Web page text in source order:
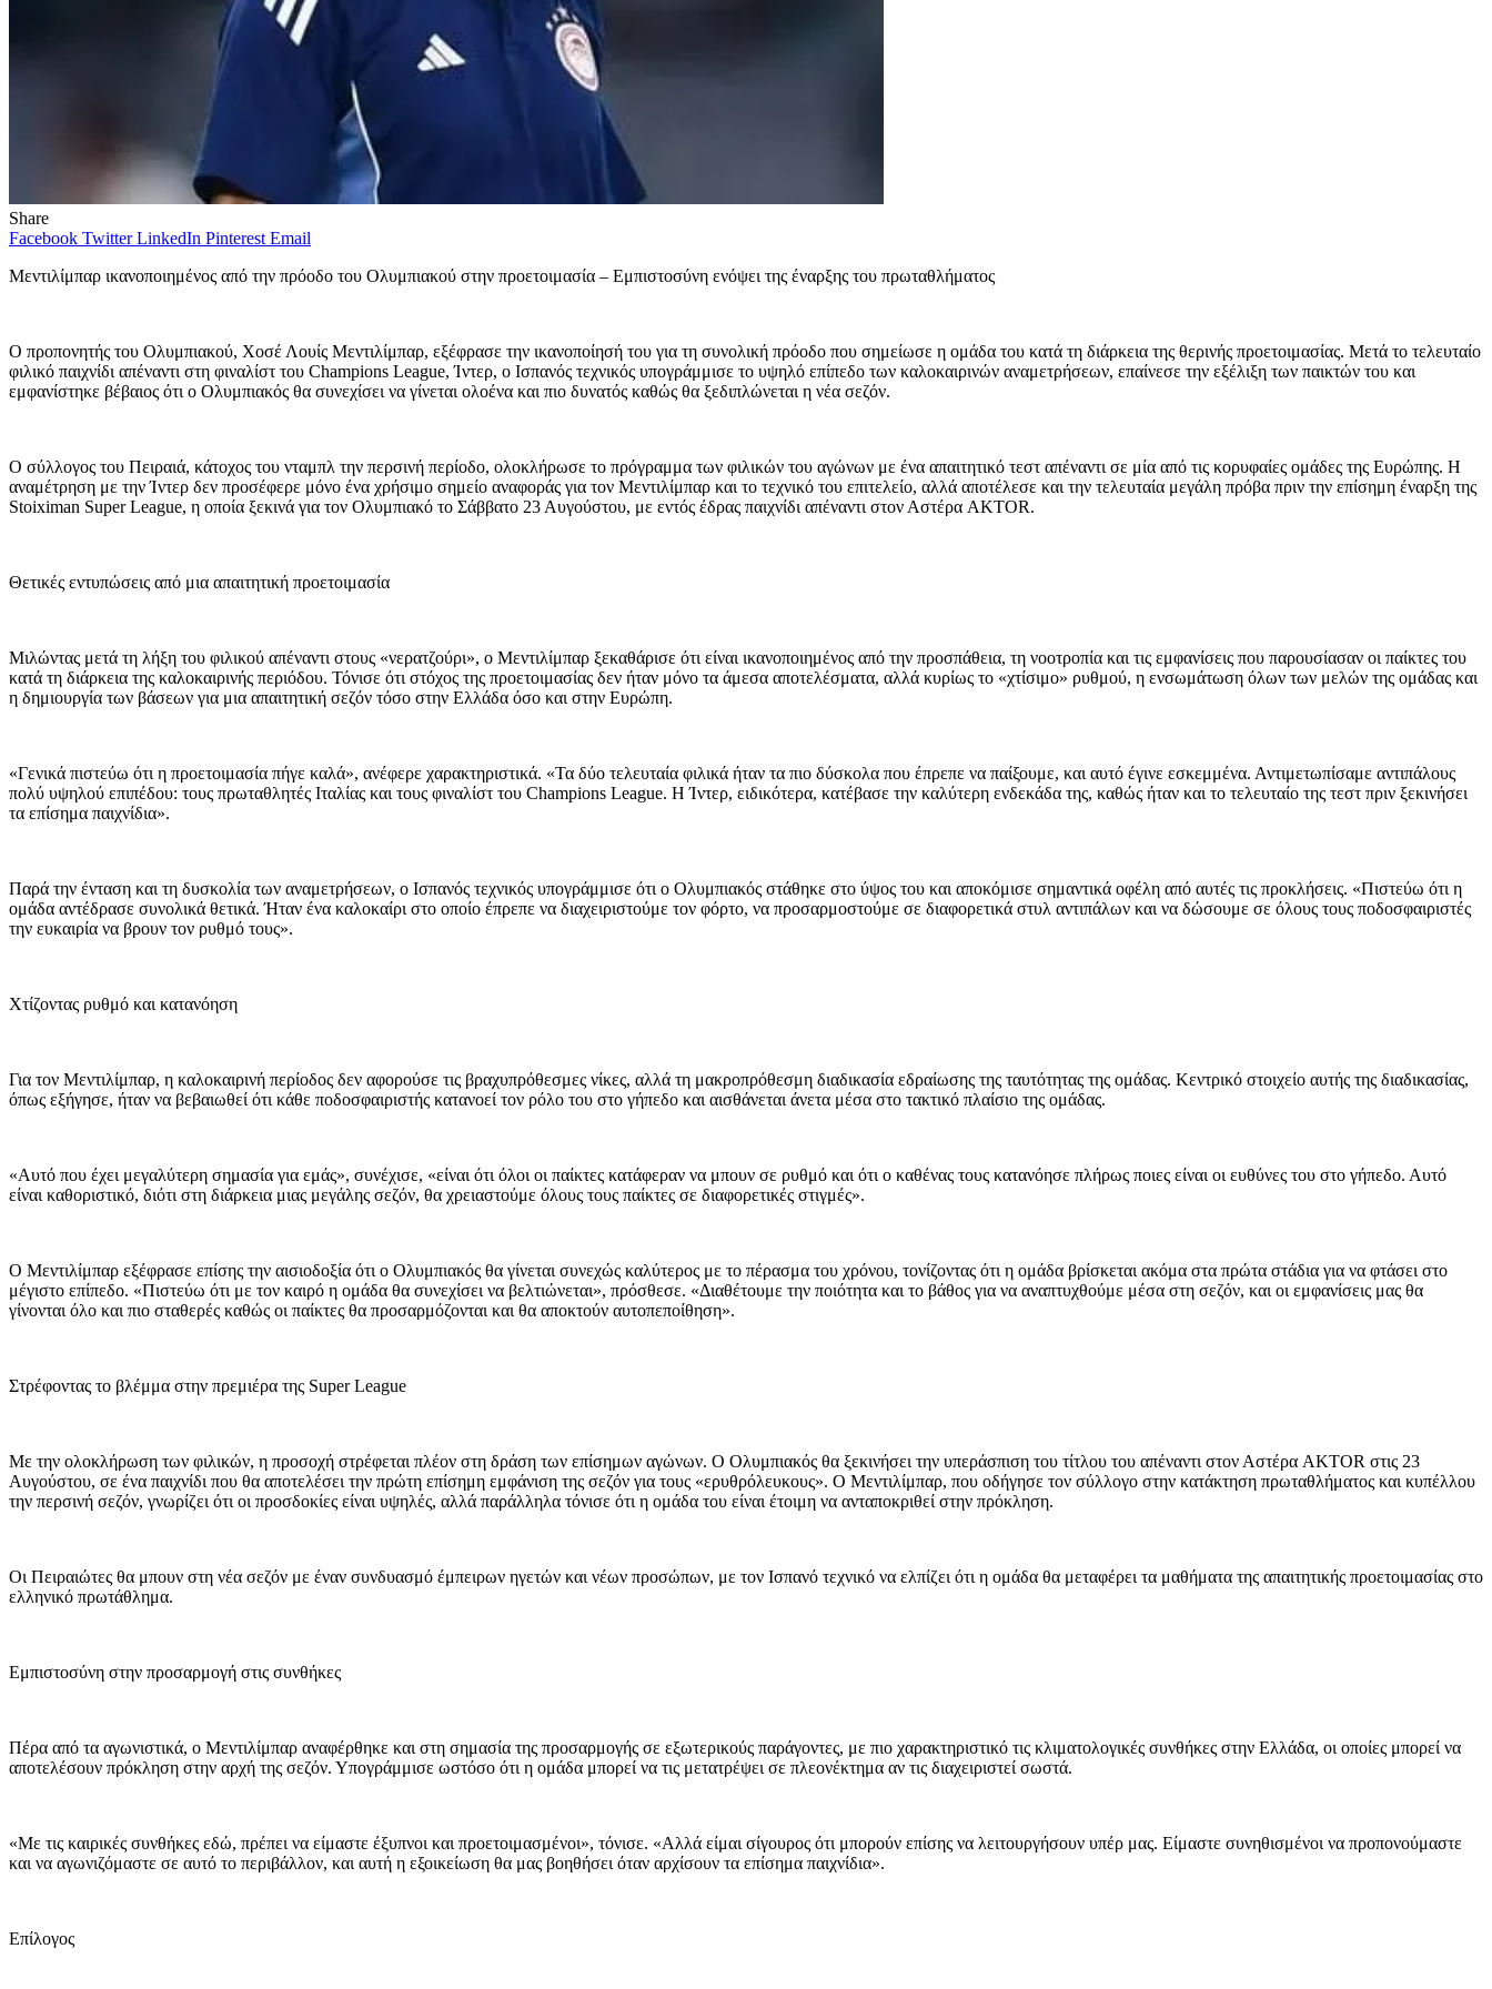
Share
Facebook Twitter LinkedIn Pinterest Email
Μεντιλίμπαρ ικανοποιημένος από την πρόοδο του Ολυμπιακού στην προετοιμασία – Εμπιστοσύνη ενόψει της έναρξης του πρωταθλήματος
Ο προπονητής του Ολυμπιακού, Χοσέ Λουίς Μεντιλίμπαρ, εξέφρασε την ικανοποίησή του για τη συνολική πρόοδο που σημείωσε η ομάδα του κατά τη διάρκεια της θερινής προετοιμασίας. Μετά το τελευταίο
φιλικό παιχνίδι απέναντι στη φιναλίστ του Champions League, Ίντερ, ο Ισπανός τεχνικός υπογράμμισε το υψηλό επίπεδο των καλοκαιρινών αναμετρήσεων, επαίνεσε την εξέλιξη των παικτών του και
εμφανίστηκε βέβαιος ότι ο Ολυμπιακός θα συνεχίσει να γίνεται ολοένα και πιο δυνατός καθώς θα ξεδιπλώνεται η νέα σεζόν.
Ο σύλλογος του Πειραιά, κάτοχος του νταμπλ την περσινή περίοδο, ολοκλήρωσε το πρόγραμμα των φιλικών του αγώνων με ένα απαιτητικό τεστ απέναντι σε μία από τις κορυφαίες ομάδες της Ευρώπης. Η
αναμέτρηση με την Ίντερ δεν προσέφερε μόνο ένα χρήσιμο σημείο αναφοράς για τον Μεντιλίμπαρ και το τεχνικό του επιτελείο, αλλά αποτέλεσε και την τελευταία μεγάλη πρόβα πριν την επίσημη έναρξη της
Stoiximan Super League, η οποία ξεκινά για τον Ολυμπιακό το Σάββατο 23 Αυγούστου, με εντός έδρας παιχνίδι απέναντι στον Αστέρα AKTOR.
Θετικές εντυπώσεις από μια απαιτητική προετοιμασία
Μιλώντας μετά τη λήξη του φιλικού απέναντι στους «νερατζούρι», ο Μεντιλίμπαρ ξεκαθάρισε ότι είναι ικανοποιημένος από την προσπάθεια, τη νοοτροπία και τις εμφανίσεις που παρουσίασαν οι παίκτες του
κατά τη διάρκεια της καλοκαιρινής περιόδου. Τόνισε ότι στόχος της προετοιμασίας δεν ήταν μόνο τα άμεσα αποτελέσματα, αλλά κυρίως το «χτίσιμο» ρυθμού, η ενσωμάτωση όλων των μελών της ομάδας και
η δημιουργία των βάσεων για μια απαιτητική σεζόν τόσο στην Ελλάδα όσο και στην Ευρώπη.
«Γενικά πιστεύω ότι η προετοιμασία πήγε καλά», ανέφερε χαρακτηριστικά. «Τα δύο τελευταία φιλικά ήταν τα πιο δύσκολα που έπρεπε να παίξουμε, και αυτό έγινε εσκεμμένα. Αντιμετωπίσαμε αντιπάλους
πολύ υψηλού επιπέδου: τους πρωταθλητές Ιταλίας και τους φιναλίστ του Champions League. Η Ίντερ, ειδικότερα, κατέβασε την καλύτερη ενδεκάδα της, καθώς ήταν και το τελευταίο της τεστ πριν ξεκινήσει
τα επίσημα παιχνίδια».
Παρά την ένταση και τη δυσκολία των αναμετρήσεων, ο Ισπανός τεχνικός υπογράμμισε ότι ο Ολυμπιακός στάθηκε στο ύψος του και αποκόμισε σημαντικά οφέλη από αυτές τις προκλήσεις. «Πιστεύω ότι η
ομάδα αντέδρασε συνολικά θετικά. Ήταν ένα καλοκαίρι στο οποίο έπρεπε να διαχειριστούμε τον φόρτο, να προσαρμοστούμε σε διαφορετικά στυλ αντιπάλων και να δώσουμε σε όλους τους ποδοσφαιριστές
την ευκαιρία να βρουν τον ρυθμό τους».
Χτίζοντας ρυθμό και κατανόηση
Για τον Μεντιλίμπαρ, η καλοκαιρινή περίοδος δεν αφορούσε τις βραχυπρόθεσμες νίκες, αλλά τη μακροπρόθεσμη διαδικασία εδραίωσης της ταυτότητας της ομάδας. Κεντρικό στοιχείο αυτής της διαδικασίας,
όπως εξήγησε, ήταν να βεβαιωθεί ότι κάθε ποδοσφαιριστής κατανοεί τον ρόλο του στο γήπεδο και αισθάνεται άνετα μέσα στο τακτικό πλαίσιο της ομάδας.
«Αυτό που έχει μεγαλύτερη σημασία για εμάς», συνέχισε, «είναι ότι όλοι οι παίκτες κατάφεραν να μπουν σε ρυθμό και ότι ο καθένας τους κατανόησε πλήρως ποιες είναι οι ευθύνες του στο γήπεδο. Αυτό
είναι καθοριστικό, διότι στη διάρκεια μιας μεγάλης σεζόν, θα χρειαστούμε όλους τους παίκτες σε διαφορετικές στιγμές».
Ο Μεντιλίμπαρ εξέφρασε επίσης την αισιοδοξία ότι ο Ολυμπιακός θα γίνεται συνεχώς καλύτερος με το πέρασμα του χρόνου, τονίζοντας ότι η ομάδα βρίσκεται ακόμα στα πρώτα στάδια για να φτάσει στο
μέγιστο επίπεδο. «Πιστεύω ότι με τον καιρό η ομάδα θα συνεχίσει να βελτιώνεται», πρόσθεσε. «Διαθέτουμε την ποιότητα και το βάθος για να αναπτυχθούμε μέσα στη σεζόν, και οι εμφανίσεις μας θα
γίνονται όλο και πιο σταθερές καθώς οι παίκτες θα προσαρμόζονται και θα αποκτούν αυτοπεποίθηση».
Στρέφοντας το βλέμμα στην πρεμιέρα της Super League
Με την ολοκλήρωση των φιλικών, η προσοχή στρέφεται πλέον στη δράση των επίσημων αγώνων. Ο Ολυμπιακός θα ξεκινήσει την υπεράσπιση του τίτλου του απέναντι στον Αστέρα AKTOR στις 23
Αυγούστου, σε ένα παιχνίδι που θα αποτελέσει την πρώτη επίσημη εμφάνιση της σεζόν για τους «ερυθρόλευκους». Ο Μεντιλίμπαρ, που οδήγησε τον σύλλογο στην κατάκτηση πρωταθλήματος και κυπέλλου
την περσινή σεζόν, γνωρίζει ότι οι προσδοκίες είναι υψηλές, αλλά παράλληλα τόνισε ότι η ομάδα του είναι έτοιμη να ανταποκριθεί στην πρόκληση.
Οι Πειραιώτες θα μπουν στη νέα σεζόν με έναν συνδυασμό έμπειρων ηγετών και νέων προσώπων, με τον Ισπανό τεχνικό να ελπίζει ότι η ομάδα θα μεταφέρει τα μαθήματα της απαιτητικής προετοιμασίας στο
ελληνικό πρωτάθλημα.
Εμπιστοσύνη στην προσαρμογή στις συνθήκες
Πέρα από τα αγωνιστικά, ο Μεντιλίμπαρ αναφέρθηκε και στη σημασία της προσαρμογής σε εξωτερικούς παράγοντες, με πιο χαρακτηριστικό τις κλιματολογικές συνθήκες στην Ελλάδα, οι οποίες μπορεί να
αποτελέσουν πρόκληση στην αρχή της σεζόν. Υπογράμμισε ωστόσο ότι η ομάδα μπορεί να τις μετατρέψει σε πλεονέκτημα αν τις διαχειριστεί σωστά.
«Με τις καιρικές συνθήκες εδώ, πρέπει να είμαστε έξυπνοι και προετοιμασμένοι», τόνισε. «Αλλά είμαι σίγουρος ότι μπορούν επίσης να λειτουργήσουν υπέρ μας. Είμαστε συνηθισμένοι να προπονούμαστε
και να αγωνιζόμαστε σε αυτό το περιβάλλον, και αυτή η εξοικείωση θα μας βοηθήσει όταν αρχίσουν τα επίσημα παιχνίδια».
Επίλογος